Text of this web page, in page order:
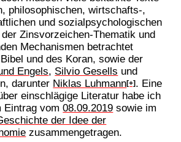
philosophischen, wirtschafts-,
und sozialpsychologischen
Zinsvorzeichen-Thematik und
Mechanismen betrachtet
und des Koran, sowie der
Engels, Silvio Gesells und
darunter Niklas Luhmann[+] . Eine
einschlägige Literatur habe ich
Eintrag vom08.09.2019 sowie im
der Idee der
zusammengetragen.